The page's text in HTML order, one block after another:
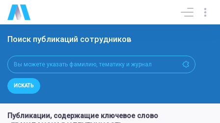
Поиск публикаций сотрудников
ИСКАТЬ
Публикации, содержащие ключевое слово